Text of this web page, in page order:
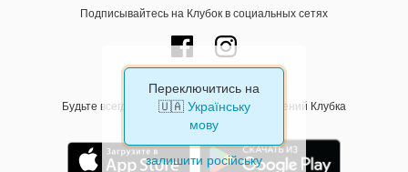
Подписывайтесь на Клубок в социальных сетях
Будьте всегда на связи с помощью приложений Клубка
Переключитись на
🇺🇦 Українську
мову
залишити російську